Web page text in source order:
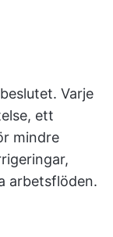
Varje
ett
mindre
arbetsflöden.